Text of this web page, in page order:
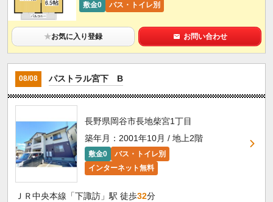
敷金0
バス・トイレ別
★お気に入り登録 お問い合わせ
08/08 パストラル宮下 B
長野県岡谷市長地柴宮1丁目
築年月：2001年10月 / 地上2階
敷金0
バス・トイレ別
インターネット無料
ＪＲ中央本線「下諏訪」駅 徒歩32分